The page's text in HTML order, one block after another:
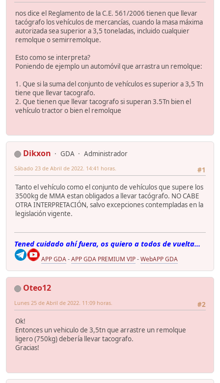
nos dice el Reglamento de la C.E. 561/2006 tienen que llevar
tacógrafo los vehículos de mercancías, cuando la masa máxima
autorizada sea superior a 3,5 toneladas, incluido cualquier
remolque o semirremolque.
Esto como se interpreta?
Poniendo de ejemplo un automóvil que arrastra un remolque:
1. Que si la suma del conjunto de vehículos es superior a 3,5 Tn
tiene que llevar tacografo.
2. Que tienen que llevar tacografo si superan 3.5Tn bien el
vehículo tractor o bien el remolque
Dikxon GDA
Administrador
#1
Sábado 23 de Abril de 2022. 14:41 horas.
Tanto el vehículo como el conjunto de vehículos que supere los
3500kg de MMA estan obligados a llevar tacógrafo. NO CABE
OTRA INTERPRETACIÓN, salvo excepciones contempladas en la
legislación vigente.
Tened cuidado ahí fuera, os quiero a todos de vuelta...
APP GDA-APP GDA PREMIUM VIP-WebAPP GDA
Oteo12
#2
Lunes 25 de Abril de 2022. 11:09 horas.
Ok!
Entonces un vehiculo de 3,5tn que arrastre un remolque
ligero (750kg) debería llevar tacografo.
Gracias!